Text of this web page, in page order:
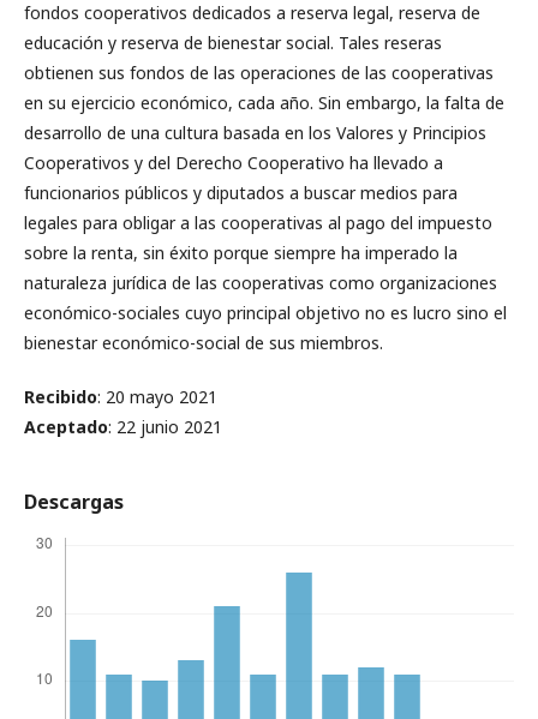
fondos cooperativos dedicados a reserva legal, reserva de
educación y reserva de bienestar social. Tales reseras
obtienen sus fondos de las operaciones de las cooperativas
en su ejercicio económico, cada año. Sin embargo, la falta de
desarrollo de una cultura basada en los Valores y Principios
Cooperativos y del Derecho Cooperativo ha llevado a
funcionarios públicos y diputados a buscar medios para
legales para obligar a las cooperativas al pago del impuesto
sobre la renta, sin éxito porque siempre ha imperado la
naturaleza jurídica de las cooperativas como organizaciones
económico-sociales cuyo principal objetivo no es lucro sino el
bienestar económico-social de sus miembros.
Recibido: 20 mayo 2021
Aceptado: 22 junio 2021
Descargas